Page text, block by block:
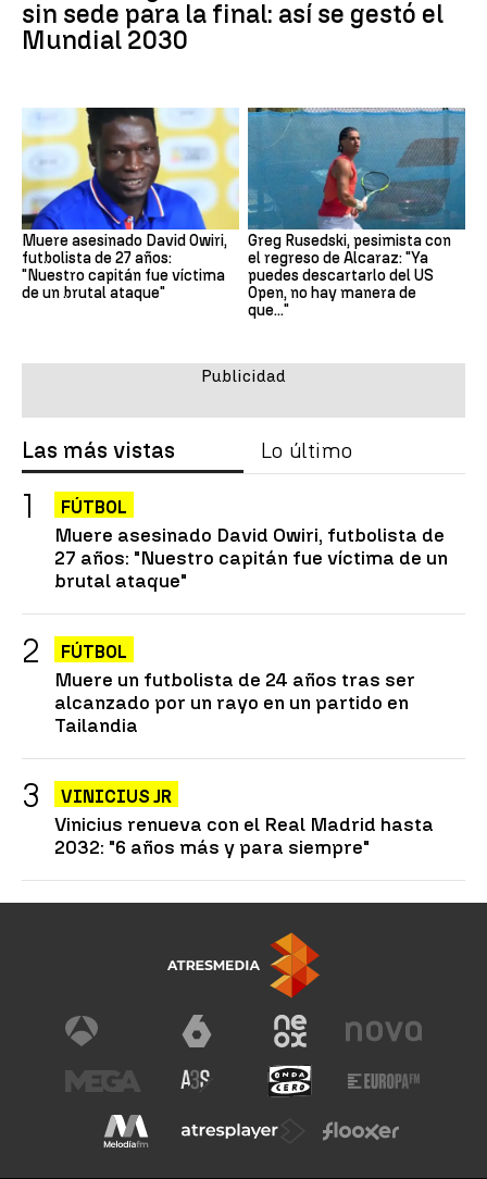
sin sede para la final: así se gestó el
Mundial 2030
Muere asesinado David Owiri,
futbolista de 27 años:
"Nuestro capitán fue víctima
de un brutal ataque"
Greg Rusedski, pesimista con
el regreso de Alcaraz: "Ya
puedes descartarlo del US
Open, no hay manera de
que..."
Las más vistas Lo último
FÚTBOL
Muere asesinado David Owiri, futbolista de
27 años: "Nuestro capitán fue víctima de un
brutal ataque"
FÚTBOL
Muere un futbolista de 24 años tras ser
alcanzado por un rayo en un partido en
Tailandia
VINICIUS JR
Vinicius renueva con el Real Madrid hasta
2032: "6 años más y para siempre"